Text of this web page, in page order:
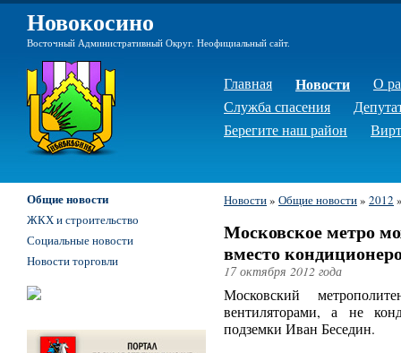
Новокосино
Восточный Административный Округ. Неофициальный сайт.
Главная Новости
О
Служба спасения
Берегите наш район
Новости» Общие новости» 2012
Московское метро
вместо
17 октября 2012 года
Московский
вентиляторами, а не
подземки Иван Беседин.
Общие новости
ЖКХ и строительство
Социальные новости
Новости торговли